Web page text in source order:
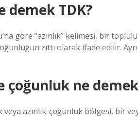
demek TDK?
göre “azınlık” kelimesi, bir
zıttı olarak ifade edilir.
çoğunluk ne
veya azınlık-çoğunluk bölgesi, bir